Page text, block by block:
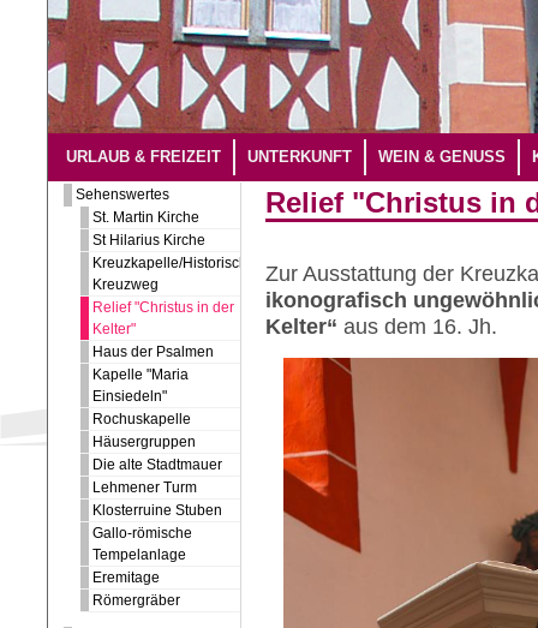
URLAUB & FREIZEIT UNTERKUNFT WEIN & GENUSS
Sehenswertes
St. Martin Kirche
St Hilarius Kirche
Kreuzkapelle/Historischer
Kreuzweg
Relief "Christus in der
Kelter"
Haus der Psalmen
Kapelle "Maria
Einsiedeln"
Rochuskapelle
Häusergruppen
Die alte Stadtmauer
Lehmener Turm
Klosterruine Stuben
Gallo-römische
Tempelanlage
Eremitage
Römergräber
Relief "Christus in
Zur Ausstattung der
ikonografisch
Kelter“ aus dem 16. Jh.